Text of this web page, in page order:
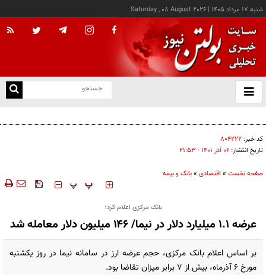
شنبه ۱۷ مرداد ۱۴۰۵ |
Saturday , 08 August 2026
باز
و
کد خبر: ۸۰۴۲۲۲
تاریخ انتشار: ۰۶ آذر ۱۴۰۱ - ۲۱:۵۳
صفحه نخست » اقتصادی »بانک و بیمه
‍‍‍ پ پ
بانک مرکزی اعلام کرد؛
عرضه ۱.۱ میلیارد دلار در نیما/ ۱۴۶ میلیون دلار معامله شد
بر اساس اعلام بانک مرکزی، حجم عرضه ارز در سامانه نیما در روز یکشنبه
مورخ ۶ آذرماه، بیش از ۷ برابر میزان تقاضا بود.